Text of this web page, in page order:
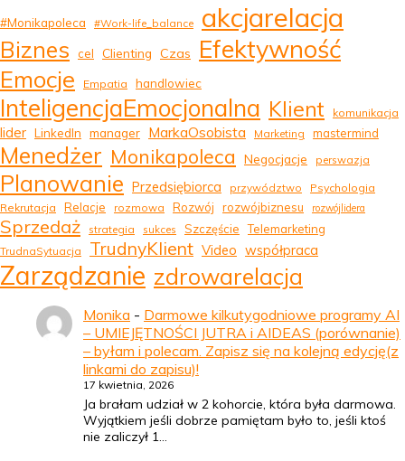
#Monikapoleca #Work-life_balance akcjarelacja
Biznes cel Clienting Czas Efektywność
Emocje Empatia handlowiec
InteligencjaEmocjonalna Klient komunikacja
lider LinkedIn manager MarkaOsobista Marketing mastermind
Menedżer Monikapoleca Negocjacje perswazja
Planowanie Przedsiębiorca przywództwo
Psychologia
Rekrutacja
Relacje rozmowa Rozwój rozwójbiznesu rozwójlidera
Sprzedaż strategia sukces Szczęście Telemarketing
TrudnaSytuacja TrudnyKlient Video współpraca
Zarządzanie zdrowarelacja
Monika - Darmowe kilkutygodniowe programy AI
– UMIEJĘTNOŚCI JUTRA i AIDEAS (porównanie)
– byłam i polecam. Zapisz się na kolejną edycję(z
linkami do zapisu)!
17 kwietnia, 2026
Ja brałam udział w 2 kohorcie, która była darmowa.
Wyjątkiem jeśli dobrze pamiętam było to, jeśli ktoś
nie zaliczył 1…